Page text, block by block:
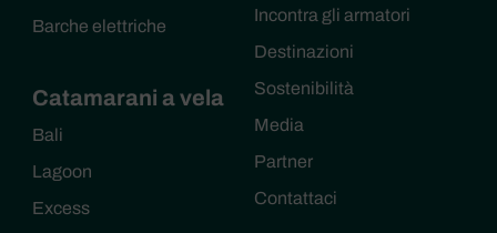
Barche elettriche
Catamarani a vela
Bali
Lagoon
Excess
Incontra gli armatori
Destinazioni
Sostenibilità
Media
Partner
Contattaci